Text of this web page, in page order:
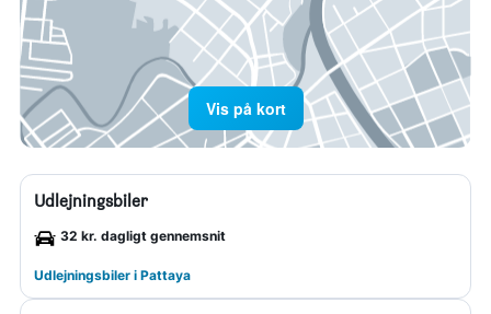
Vis på kort
Udlejningsbiler
32 kr. dagligt gennemsnit
Udlejningsbiler i Pattaya